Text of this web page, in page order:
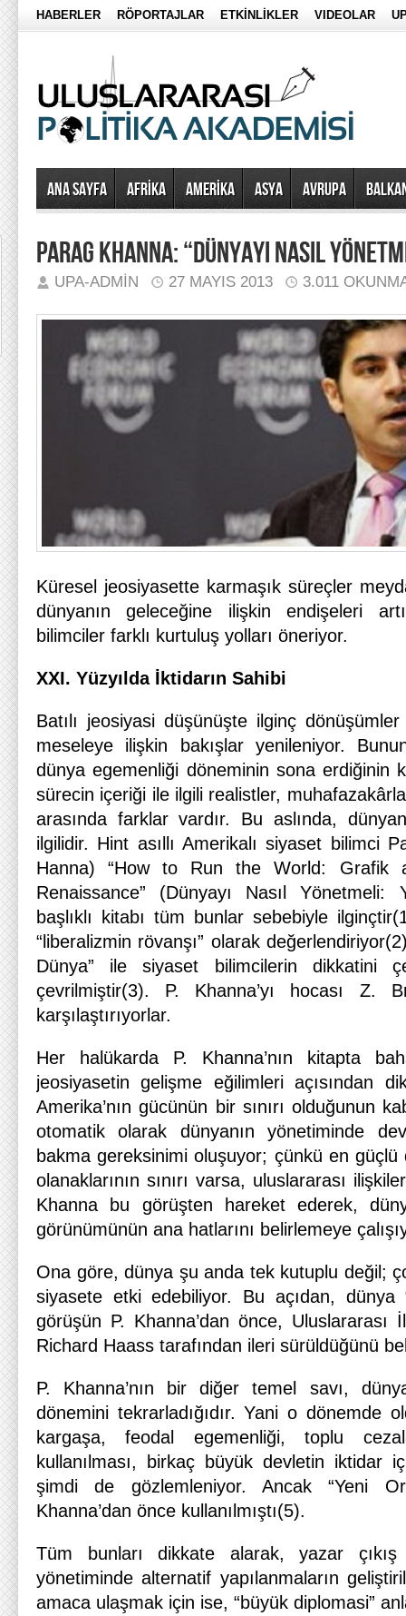
HABERLER RÖPORTAJLAR ETKİNLİKLER VIDEOLAR
Ana Sayfa AFRİKA AMERİKA ASYA AVRUPA
PARAG KHANNA: “DÜNYAYI NASIL
UPA-ADMIN 27 MAYIS 2013 3.011
Küresel jeosiyasette karmaşık süreçler
dünyanın geleceğine ilişkin endişeleri
bilimciler farklı kurtuluş yolları öneriyor.
XXI. Yüzyılda İktidarın Sahibi
Batılı jeosiyasi düşünüşte ilginç
meseleye ilişkin bakışlar yenileniyor.
dünya egemenliği döneminin sona erdiğinin
sürecin içeriği ile ilgili realistler,
arasında farklar vardır. Bu aslında,
ilgilidir. Hint asıllı Amerikalı siyaset bilimci
Hanna) “How to Run the World:
Renaissance” (Dünyayı Nasıl Yönetmeli:
başlıklı kitabı tüm bunlar sebebiyle
“liberalizmin rövanşı” olarak
Dünya” ile siyaset bilimcilerin dikkatini
çevrilmiştir(3). P. Khanna’yı hocası Z.
karşılaştırıyorlar.
Her halükarda P. Khanna’nın kitapta
jeosiyasetin gelişme eğilimleri açısından
Amerika’nın gücünün bir sınırı olduğunun
otomatik olarak dünyanın yönetiminde
bakma gereksinimi oluşuyor; çünkü en
olanaklarının sınırı varsa, uluslararası
Khanna bu görüşten hareket ederek,
görünümünün ana hatlarını belirlemeye
Ona göre, dünya şu anda tek kutuplu değil;
siyasete etki edebiliyor. Bu açıdan, dünya
görüşün P. Khanna’dan önce, Uluslararası
Richard Haass tarafından ileri sürüldüğünü
P. Khanna’nın bir diğer temel savı,
dönemini tekrarladığıdır. Yani o dönemde
kargaşa, feodal egemenliği, toplu
kullanılması, birkaç büyük devletin iktidar
şimdi de gözlemleniyor. Ancak “Yeni
Khanna’dan önce kullanılmıştı(5).
Tüm bunları dikkate alarak, yazar
yönetiminde alternatif yapılanmaların
amaca ulaşmak için ise, “büyük diplomasi”